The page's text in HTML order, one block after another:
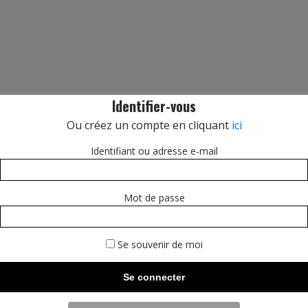
Identifier-vous
Ou créez un compte en cliquant ici
Identifiant ou adresse e-mail
Mot de passe
Se souvenir de moi